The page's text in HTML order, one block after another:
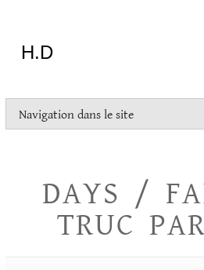
H.D
Navigation dans le site
DAYS /
TRUC